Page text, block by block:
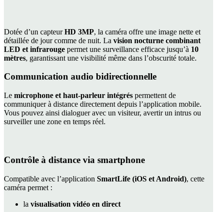
Dotée d’un capteurHD 3MP, la caméra offre une image nette et
détaillée de jour comme de nuit. La vision nocturne combinant
LED et infrarouge permet une surveillance efficace jusqu’à 10
mètres, garantissant une visibilité même dans l’obscurité totale.
Communication audio bidirectionnelle
Le microphone et haut-parleur intégrés permettent de
communiquer à distance directement depuis l’application mobile.
Vous pouvez ainsi dialoguer avec un visiteur, avertir un intrus ou
surveiller une zone en temps réel.
Contrôle à distance via smartphone
Compatible avec l’application SmartLife (iOS et Android), cette
caméra permet :
la visualisation vidéo en direct